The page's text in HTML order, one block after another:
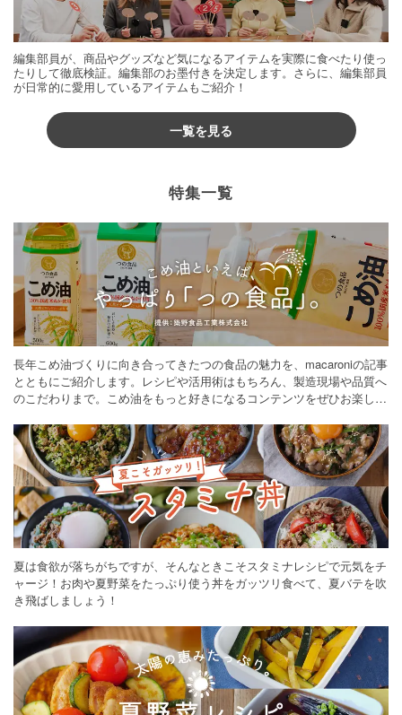
編集部員が、商品やグッズなど気になるアイテムを実際に食べたり使っ
たりして徹底検証。編集部のお墨付きを決定します。さらに、編集部員
が日常的に愛用しているアイテムもご紹介！
一覧を見る
特集一覧
長年こめ油づくりに向き合ってきたつの食品の魅力を、macaroniの記事
とともにご紹介します。レシピや活用術はもちろん、製造現場や品質へ
のこだわりまで。こめ油をもっと好きになるコンテンツをぜひお楽しみ
夏は食欲が落ちがちですが、そんなときこそスタミナレシピで元気をチ
ャージ！お肉や夏野菜をたっぷり使う丼をガッツリ食べて、夏バテを吹
き飛ばしましょう！